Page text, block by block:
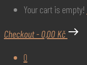
Your cart is empty!
Checkout - 0,00 Kč
0